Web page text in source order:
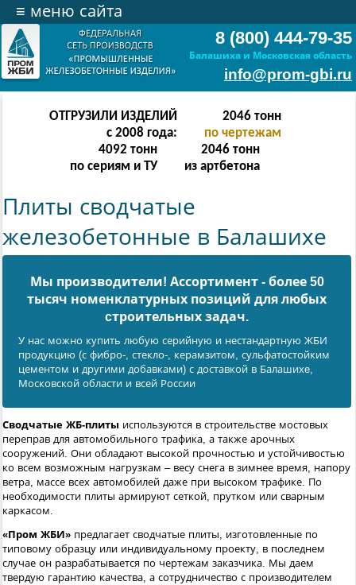
8 (800) 444-79-35
Балашиха и Московская область
info@prom-gbi.ru
≡ меню сайта
ОТГРУЗИЛИ ИЗДЕЛИЙ
с 2008 года:
2046тонн
по чертежам
4092 тонн
по сериям и ТУ
2046 тонн
из артбетона
Плиты сводчатые
железобетонные в Балашихе
Мы производители! Ассортимент - более 50
тысяч номенклатурных позиций для любых
cтроительных задач.
У нас можно купить любую серийную и нестандартную ЖБИ
продукцию (с фибро-, стекло-, керамзитом, сульфатостойким
цементом и другими добавками) с доставкой в Балашихe,
Московской области и всей России
Сводчатые ЖБ-плиты используются в строительстве мостовых
переправ для автомобильного трафика, а также арочных
сооружений. Они обладают высокой прочностью и устойчивостью
ко всем возможным нагрузкам – весу снега в зимнее время, напору
ветра, массе всех автомобилей даже при высоком трафике. По
необходимости плиты армируют сеткой, прутком или сварным
каркасом.
«Пром ЖБИ» предлагает сводчатые плиты, изготовленные по
типовому образцу или индивидуальному проекту, в последнем
случае он разрабатывается по чертежам заказчика. Мы даем
твердую гарантию качества, а сотрудничество с производителем